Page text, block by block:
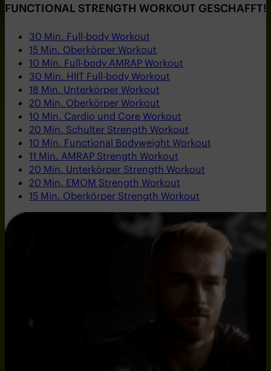
FUNCTIONAL STRENGTH WORKOUT
30 Min. Full-body Workout
15 Min. Oberkörper Workout
10 Min. Full-body AMRAP Workout
30 Min. HIIT Full-body Workout
18 Min. Unterkörper Workout
20 Min. Oberkörper Workout
10 Min. Cardio und Core Workout
20 Min. Schulter Strength Workout
10 Min. Functional Bodyweight Workout
11 Min. AMRAP Strength Workout
20 Min. Unterkörper Strength Workout
20 Min. EMOM Strength Workout
15 Min. Oberkörper Strength Workout